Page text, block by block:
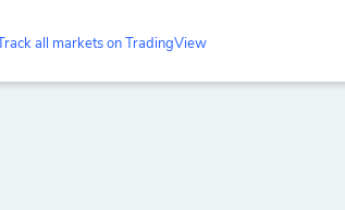
Track all markets on TradingView